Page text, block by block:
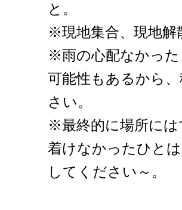
と。
※現地集合、現地解
※雨の心配なかっ
可能性もあるから
さい。
※最終的に場所に
着けなかったひと
してください～。